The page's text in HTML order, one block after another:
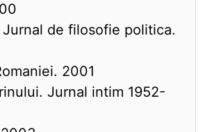
Jurnal de filosofie politica.
2001
Jurnal intim 1952-